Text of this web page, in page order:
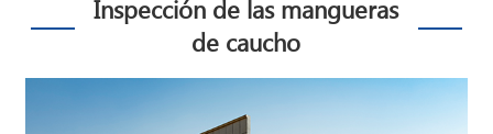
Inspección de las mangueras
de caucho